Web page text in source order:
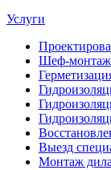
Услуги
Шеф-монтаж
Выезд
Монтаж